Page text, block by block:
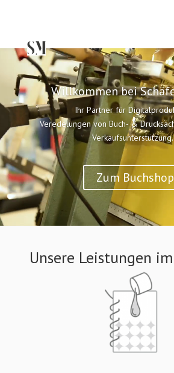
Willkommen bei
Ihr Partner für
Veredelungen von Buch- &
Verkaufsunterstützung.
Zum Buchshop
Video-
Player
Unsere Leistungen